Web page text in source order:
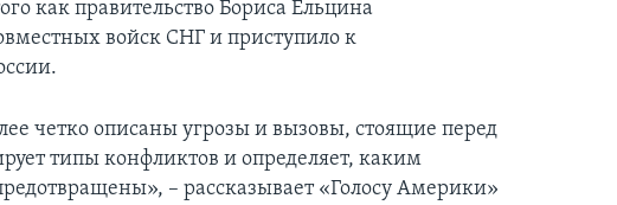
как правительство Бориса Ельцина
войск СНГ и приступило к
четко описаны угрозы и вызовы, стоящие перед
типы конфликтов и определяет, каким
– рассказывает «Голосу Америки»